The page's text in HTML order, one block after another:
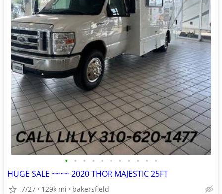
• • • • • • • • • • •
HUGE SALE ~~~~ 2020 THOR MAJESTIC 25FT
7/27 129k mi bakersfield